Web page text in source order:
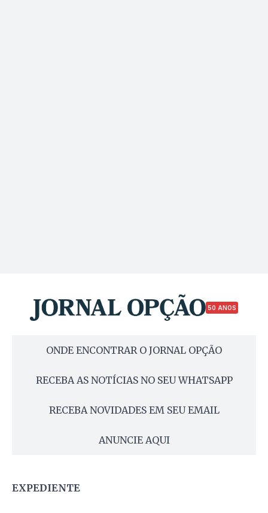
50 ANOS
ONDE ENCONTRAR O JORNAL OPÇÃO
RECEBA AS NOTÍCIAS NO SEU WHATSAPP
RECEBA NOVIDADES EM SEU EMAIL
ANUNCIE AQUI
EXPEDIENTE